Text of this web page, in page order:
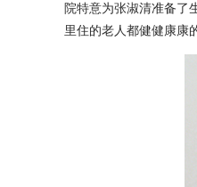
院特意为张淑清准备了
里住的老人都健健康康